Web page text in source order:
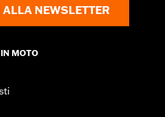
NEWSLETTER
MOTO